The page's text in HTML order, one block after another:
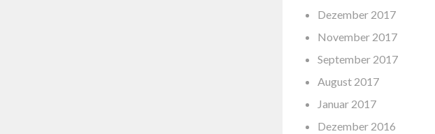
Dezember 2017
November 2017
September 2017
August 2017
Januar 2017
Dezember 2016